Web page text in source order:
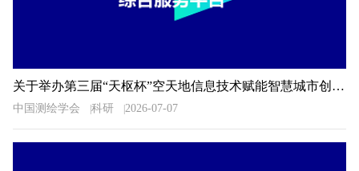
关于举办第三届“天枢杯”空天地信息技术赋能智慧城市创新应用大赛的通知
中国测绘学会 科研 2026-07-07